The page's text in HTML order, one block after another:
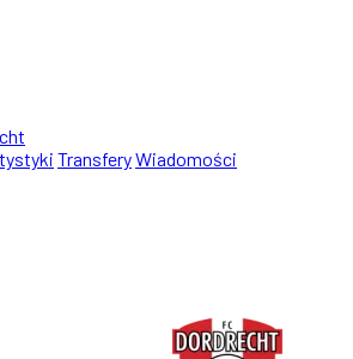
TransferyWiadomości